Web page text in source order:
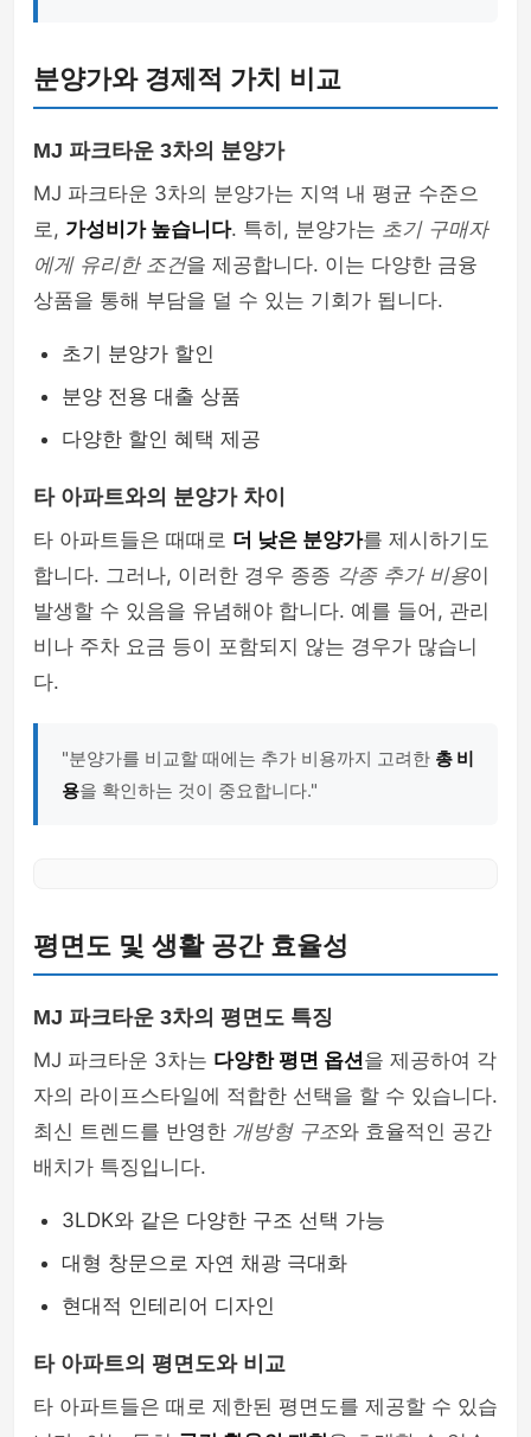
분양가와 경제적 가치 비교
MJ 파크타운 3차의 분양가
MJ 파크타운 3차의 분양가는 지역 내 평균 수준으
로, 가성비가 높습니다. 특히, 분양가는 초기 구매자
에게 유리한 조건을 제공합니다. 이는 다양한 금융
상품을 통해 부담을 덜 수 있는 기회가 됩니다.
초기 분양가 할인
분양 전용 대출 상품
다양한 할인 혜택 제공
타 아파트와의 분양가 차이
타 아파트들은 때때로 더 낮은 분양가를 제시하기도
합니다. 그러나, 이러한 경우 종종 각종 추가 비용이
발생할 수 있음을 유념해야 합니다. 예를 들어, 관리
비나 주차 요금 등이 포함되지 않는 경우가 많습니
다.
"분양가를 비교할 때에는 추가 비용까지 고려한 총 비
용을 확인하는 것이 중요합니다."
평면도 및 생활 공간 효율성
MJ 파크타운 3차의 평면도 특징
MJ 파크타운 3차는 다양한 평면 옵션을 제공하여 각
자의 라이프스타일에 적합한 선택을 할 수 있습니다.
최신 트렌드를 반영한 개방형 구조와 효율적인 공간
배치가 특징입니다.
3LDK와 같은 다양한 구조 선택 가능
대형 창문으로 자연 채광 극대화
현대적 인테리어 디자인
타 아파트의 평면도와 비교
타 아파트들은 때로 제한된 평면도를 제공할 수 있습